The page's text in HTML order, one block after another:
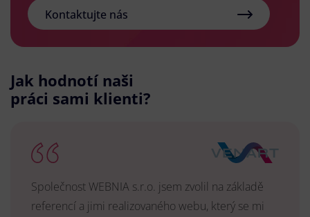
Kontaktujte nás
Jak hodnotí naši
práci sami klienti?
Společnost WEBNIA s.r.o. jsem zvolil na základě
referencí a jimi realizovaného webu, který se mi